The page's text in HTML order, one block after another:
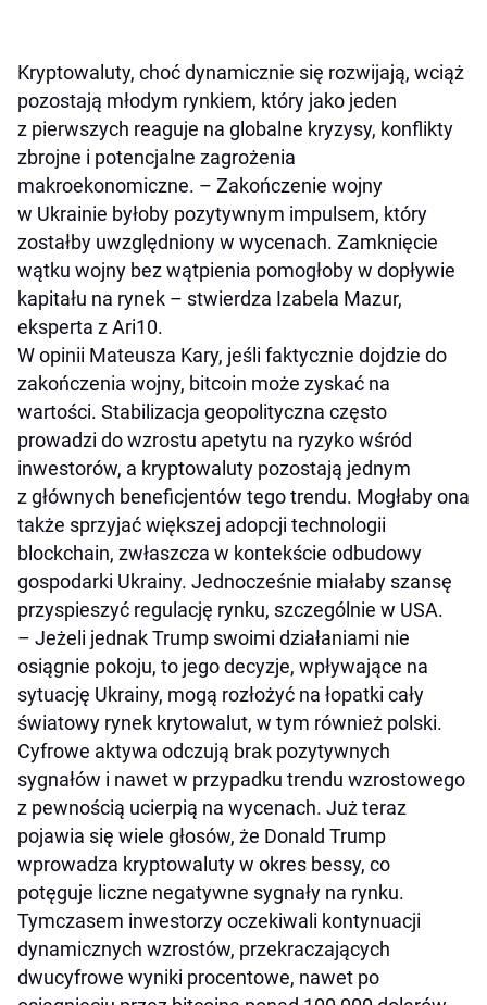
Kryptowaluty, choć dynamicznie się rozwijają, wciąż
pozostają młodym rynkiem, który jako jeden
z pierwszych reaguje na globalne kryzysy, konflikty
zbrojne i potencjalne zagrożenia
makroekonomiczne. – Zakończenie wojny
w Ukrainie byłoby pozytywnym impulsem, który
zostałby uwzględniony w wycenach. Zamknięcie
wątku wojny bez wątpienia pomogłoby w dopływie
kapitału na rynek – stwierdza Izabela Mazur,
eksperta z Ari10.
W opinii Mateusza Kary, jeśli faktycznie dojdzie do
zakończenia wojny, bitcoin może zyskać na
wartości. Stabilizacja geopolityczna często
prowadzi do wzrostu apetytu na ryzyko wśród
inwestorów, a kryptowaluty pozostają jednym
z głównych beneficjentów tego trendu. Mogłaby ona
także sprzyjać większej adopcji technologii
blockchain, zwłaszcza w kontekście odbudowy
gospodarki Ukrainy. Jednocześnie miałaby szansę
przyspieszyć regulację rynku, szczególnie w USA.
– Jeżeli jednak Trump swoimi działaniami nie
osiągnie pokoju, to jego decyzje, wpływające na
sytuację Ukrainy, mogą rozłożyć na łopatki cały
światowy rynek krytowalut, w tym również polski.
Cyfrowe aktywa odczują brak pozytywnych
sygnałów i nawet w przypadku trendu wzrostowego
z pewnością ucierpią na wycenach. Już teraz
pojawia się wiele głosów, że Donald Trump
wprowadza kryptowaluty w okres bessy, co
potęguje liczne negatywne sygnały na rynku.
Tymczasem inwestorzy oczekiwali kontynuacji
dynamicznych wzrostów, przekraczających
dwucyfrowe wyniki procentowe, nawet po